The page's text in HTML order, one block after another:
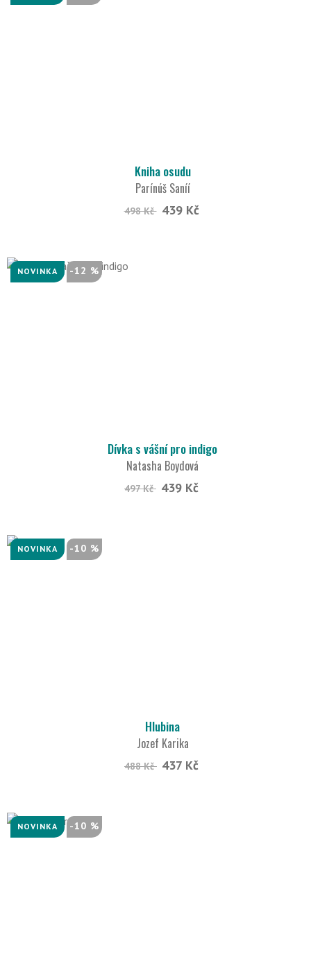
Kniha osudu
Parínúš Saníí
498 Kč 439 Kč
NOVINKA -12 %
Dívka s vášní pro indigo
Natasha Boydová
497 Kč 439 Kč
NOVINKA -10 %
Hlubina
Jozef Karika
488 Kč 437 Kč
NOVINKA -10 %